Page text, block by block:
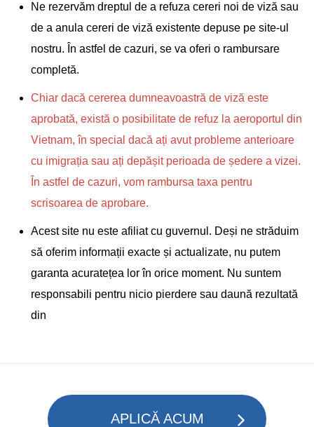
Ne rezervăm dreptul de a refuza cereri noi de viză sau
de a anula cereri de viză existente depuse pe site-ul
nostru. În astfel de cazuri, se va oferi o rambursare
completă.
Chiar dacă cererea dumneavoastră de viză este
aprobată, există o posibilitate de refuz la aeroportul din
Vietnam, în special dacă ați avut probleme anterioare
cu imigrația sau ați depășit perioada de ședere a vizei.
În astfel de cazuri, vom rambursa taxa pentru
scrisoarea de aprobare.
Acest site nu este afiliat cu guvernul. Deși ne străduim
să oferim informații exacte și actualizate, nu putem
garanta acuratețea lor în orice moment. Nu suntem
responsabili pentru nicio pierdere sau daună rezultată
din
APLICĂ ACUM